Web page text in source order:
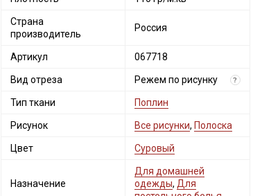
Страна
производитель
Россия
Артикул 067718
Вид отреза Режем по рисунку ?
Тип ткани Поплин
Рисунок Все рисунки, Полоска
Цвет Суровый
Назначение
Для домашней
одежды, Для